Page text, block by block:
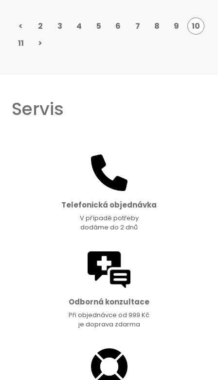
< 2 3 4 5 6 7 8 9
10
11
>
Servis
Telefonická objednávka
V případě potřeby
dodáme do 2 dnů
Odborná konzultace
Při objednávce od 999 Kč
je doprava zdarma